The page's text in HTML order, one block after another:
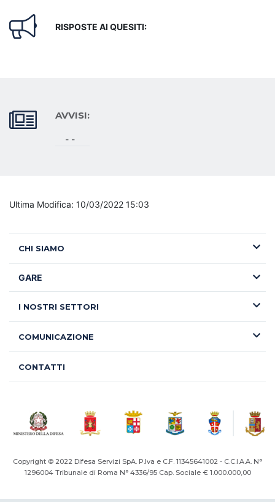
RISPOSTE AI QUESITI:
AVVISI:
- -
Ultima Modifica: 10/03/2022 15:03
CHI SIAMO
GARE
I NOSTRI SETTORI
COMUNICAZIONE
CONTATTI
Copyright © 2022 Difesa Servizi SpA. P.Iva e C.F. 11345641002 - C.C.I.A.A. N°
1296004Tribunale di Roma N° 4336/95 Cap. Sociale € 1.000.000,00